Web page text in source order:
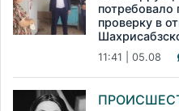
потребовало
проверку в
11:41 | 05.08